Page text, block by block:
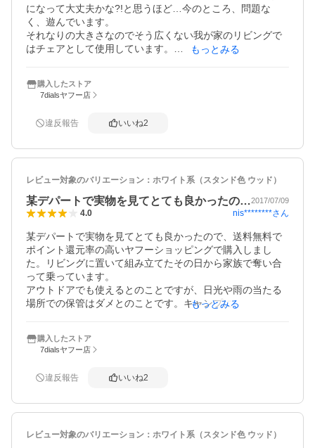
になって大丈夫かな?!と思うほど…今のところ、問題な
く、遊んでいます。
それなりの大きさなのでそう広くない我が家のリビングで
はチェアとして使用しています。
布の匂いはあまり気になりませんでした。
もっとみる
購入したストア
7dialsヤフー店
違反報告 いいね2
レビュー対象のバリエーション： ホワイト系（スタンド色 ウッド）
某デパートで実物を見てとても良かったの…2017/07/09
4.0 nis********さん
某デパートで実物を見てとても良かったので、送料無料で
ポイント還元率の高いヤフーショッピングで購入しまし
た。リビングに置いて組み立てたその日から家族で奪い合
って乗っています。
アウトドアでも使えるとのことですが、日光や雨の当たる
場所での保管はダメとのことです。キャンプに持って行こ
もっとみる
購入したストア
7dialsヤフー店
違反報告 いいね2
レビュー対象のバリエーション： ホワイト系（スタンド色 ウッド）